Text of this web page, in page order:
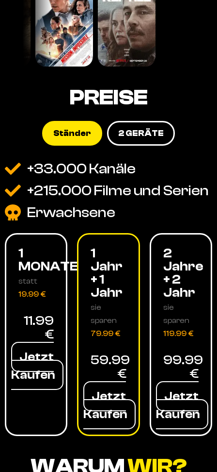
PREISE
Ständer 2 GERÄTE
+33.000 Kanäle
+215.000 Filme und Serien
Erwachsene
1
MONATE
statt
19.99 €
11.99
€
Jetzt
Kaufen
1
Jahr
+ 1
Jahr
sie
sparen
79.99 €
59.99
€
Jetzt
Kaufen
2
Jahre
+ 2
Jahr
sie
sparen
119.99 €
99.99
€
Jetzt
Kaufen
WARUMWIR?